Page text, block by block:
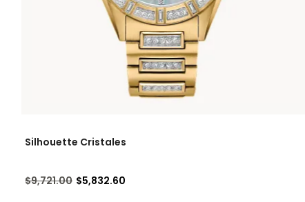
Silhouette Cristales
Precio reducido de
$9,721.00a$5,832.60